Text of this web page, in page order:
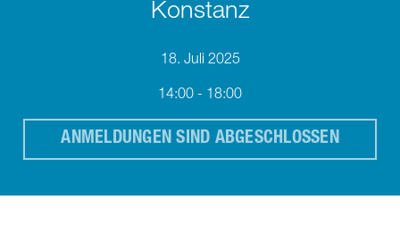
Konstanz
18. Juli 2025
14:00 - 18:00
ANMELDUNGEN SIND ABGESCHLOSSEN